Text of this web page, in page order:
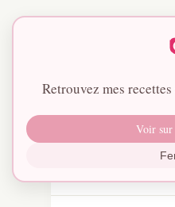
Retrouvez mes
Voir sur